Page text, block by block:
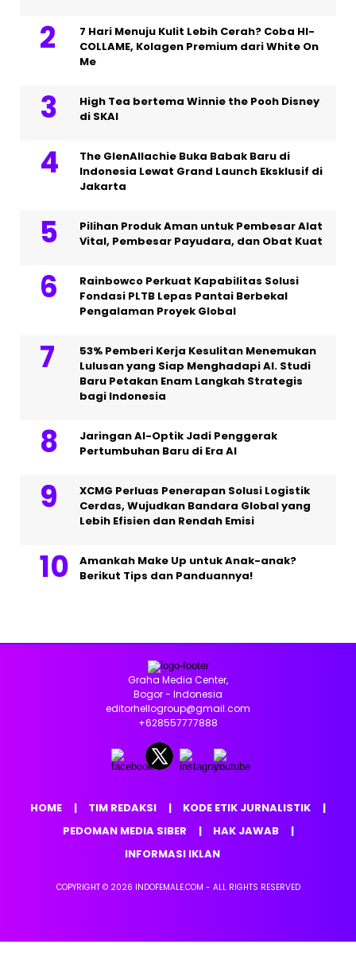
7 Hari Menuju Kulit Lebih Cerah? Coba HI-
COLLAME, Kolagen Premium dari White On
Me
High Tea bertema Winnie the Pooh Disney
di SKAI
The GlenAllachie Buka Babak Baru di
Indonesia Lewat Grand Launch Eksklusif di
Jakarta
Pilihan Produk Aman untuk Pembesar Alat
Vital, Pembesar Payudara, dan Obat Kuat
Rainbowco Perkuat Kapabilitas Solusi
Fondasi PLTB Lepas Pantai Berbekal
Pengalaman Proyek Global
53% Pemberi Kerja Kesulitan Menemukan
Lulusan yang Siap Menghadapi AI. Studi
Baru Petakan Enam Langkah Strategis
bagi Indonesia
Jaringan AI-Optik Jadi Penggerak
Pertumbuhan Baru di Era AI
XCMG Perluas Penerapan Solusi Logistik
Cerdas, Wujudkan Bandara Global yang
Lebih Efisien dan Rendah Emisi
Amankah Make Up untuk Anak-anak?
Berikut Tips dan Panduannya!
Graha Media Center,
Bogor - Indonesia
editorhellogroup@gmail.com
+628557777888
HOME TIM REDAKSI
KODE ETIK JURNALISTIK
PEDOMAN MEDIA SIBER
HAK JAWAB
INFORMASI IKLAN
COPYRIGHT © 2026 INDOFEMALE.COM - ALL RIGHTS RESERVED